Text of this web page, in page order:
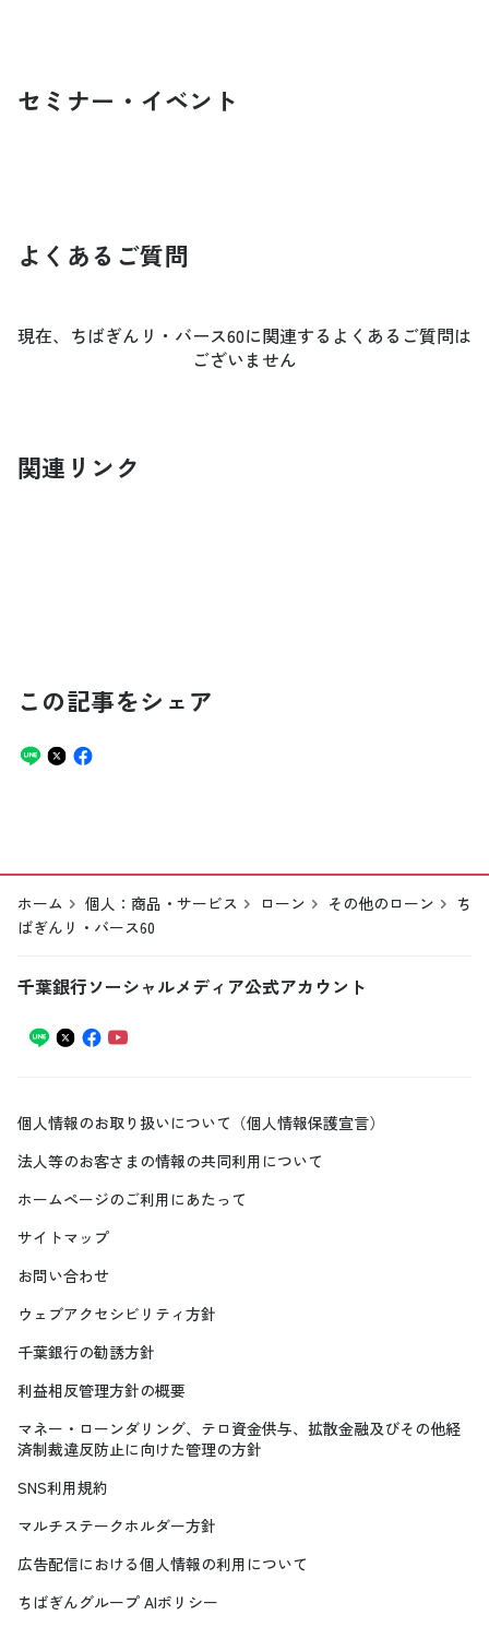
セミナー・イベント
よくあるご質問
現在、ちばぎんリ・バース60に関連するよくあるご質問は
ございません
関連リンク
この記事をシェア
ホーム 個人：商品・サービス ローン その他のローン
ち
ばぎんリ・バース60
千葉銀行ソーシャルメディア公式アカウント
個人情報のお取り扱いについて（個人情報保護宣言）
法人等のお客さまの情報の共同利用について
ホームページのご利用にあたって
サイトマップ
お問い合わせ
ウェブアクセシビリティ方針
千葉銀行の勧誘方針
利益相反管理方針の概要
マネー・ローンダリング、テロ資金供与、拡散金融及びその他経
済制裁違反防止に向けた管理の方針
SNS利用規約
マルチステークホルダー方針
広告配信における個人情報の利用について
ちばぎんグループ AIポリシー